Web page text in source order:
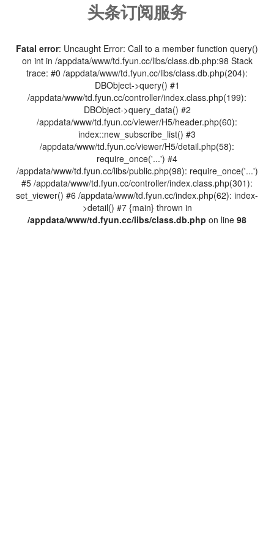
头条订阅服务
Fatal error: Uncaught Error: Call to a member function query()
on int in /appdata/www/td.fyun.cc/libs/class.db.php:98 Stack
trace: #0 /appdata/www/td.fyun.cc/libs/class.db.php(204):
DBObject->query() #1
/appdata/www/td.fyun.cc/controller/index.class.php(199):
DBObject->query_data() #2
/appdata/www/td.fyun.cc/viewer/H5/header.php(60):
index::new_subscribe_list() #3
/appdata/www/td.fyun.cc/viewer/H5/detail.php(58):
require_once('...') #4
/appdata/www/td.fyun.cc/libs/public.php(98): require_once('...')
#5 /appdata/www/td.fyun.cc/controller/index.class.php(301):
set_viewer() #6 /appdata/www/td.fyun.cc/index.php(62): index-
>detail() #7 {main} thrown in
/appdata/www/td.fyun.cc/libs/class.db.php on line 98